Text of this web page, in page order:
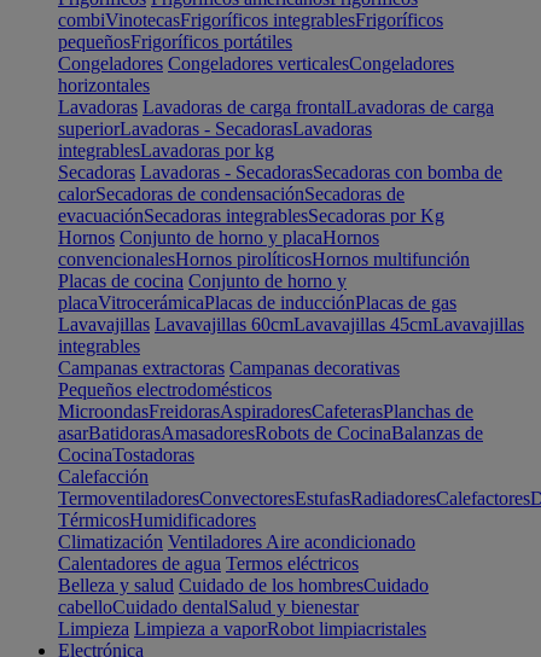
combiVinotecasFrigoríficos integrablesFrigoríficos
pequeñosFrigoríficos portátiles
Congeladores Congeladores verticalesCongeladores
horizontales
Lavadoras Lavadoras de carga frontalLavadoras de carga
superiorLavadoras - SecadorasLavadoras
integrablesLavadoras por kg
Secadoras Lavadoras - SecadorasSecadoras con bomba de
calorSecadoras de condensaciónSecadoras de
evacuaciónSecadoras integrablesSecadoras por Kg
Hornos Conjunto de horno y placaHornos
convencionalesHornos pirolíticosHornos multifunción
Placas de cocina Conjunto de horno y
placaVitrocerámicaPlacas de inducciónPlacas de gas
Lavavajillas Lavavajillas 60cmLavavajillas 45cmLavavajillas
integrables
Campanas extractoras Campanas decorativas
Pequeños electrodomésticos
MicroondasFreidorasAspiradoresCafeterasPlanchas de
asarBatidorasAmasadoresRobots de CocinaBalanzas de
CocinaTostadoras
Calefacción
TermoventiladoresConvectoresEstufasRadiadoresCalefactores
TérmicosHumidificadores
Climatización Ventiladores Aire acondicionado
Calentadores de agua Termos eléctricos
Belleza y salud Cuidado de los hombresCuidado
cabelloCuidado dentalSalud y bienestar
Limpieza Limpieza a vaporRobot limpiacristales
Electrónica